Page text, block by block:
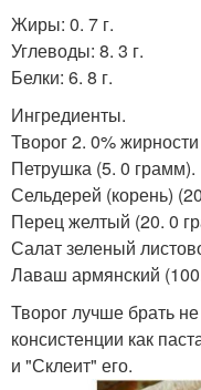
Фитнес-начинки для
Жиры: 0. 7 г.
Углеводы: 8. 3 г.
Белки: 6. 8 г.
Ингредиенты.
Творог 2. 0%
Петрушка (5. 0 грамм).
Сельдерей (корень)
Перец желтый (20. 0
Салат зеленый
Лаваш армянский
Творог лучше брать
консистенции как
и "Склеит" его.